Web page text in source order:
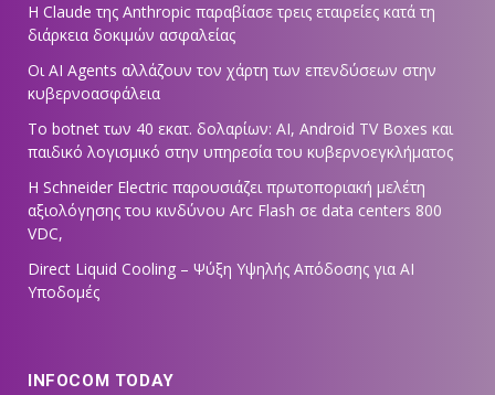
Η Claude της Anthropic παραβίασε τρεις εταιρείες κατά τη
διάρκεια δοκιμών ασφαλείας
Οι AI Agents αλλάζουν τον χάρτη των επενδύσεων στην
κυβερνοασφάλεια
Το botnet των 40 εκατ. δολαρίων: AI, Android TV Boxes και
παιδικό λογισμικό στην υπηρεσία του κυβερνοεγκλήματος
Η Schneider Electric παρουσιάζει πρωτοποριακή μελέτη
αξιολόγησης του κινδύνου Arc Flash σε data centers 800
VDC,
Direct Liquid Cooling – Ψύξη Υψηλής Απόδοσης για AI
Υποδομές
INFOCOM TODAY